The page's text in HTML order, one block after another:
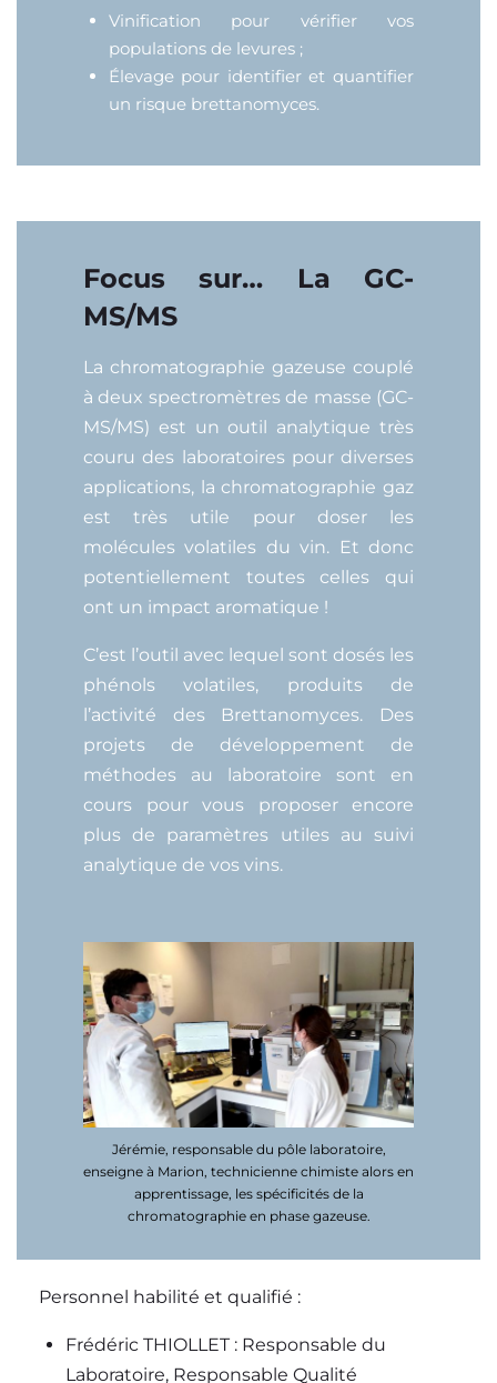
Vinification pour vérifier vos
populations de levures ;
Élevage pour identifier et quantifier
un risque brettanomyces.
Focus sur… La GC-
MS/MS
La chromatographie gazeuse couplé
à deux spectromètres de masse (GC-
MS/MS) est un outil analytique très
couru des laboratoires pour diverses
applications, la chromatographie gaz
est très utile pour doser les
molécules volatiles du vin. Et donc
potentiellement toutes celles qui
ont un impact aromatique !
C’est l’outil avec lequel sont dosés les
phénols volatiles, produits de
l’activité des Brettanomyces. Des
projets de développement de
méthodes au laboratoire sont en
cours pour vous proposer encore
plus de paramètres utiles au suivi
analytique de vos vins.
Jérémie, responsable du pôle laboratoire,
enseigne à Marion, technicienne chimiste alors en
apprentissage, les spécificités de la
chromatographie en phase gazeuse.
Personnel habilité et qualifié :
Frédéric THIOLLET : Responsable du
Laboratoire, Responsable Qualité